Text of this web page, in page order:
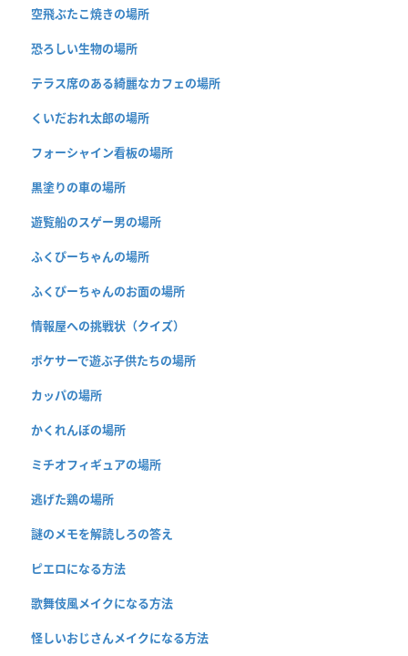
空飛ぶたこ焼きの場所
恐ろしい生物の場所
テラス席のある綺麗なカフェの場所
くいだおれ太郎の場所
フォーシャイン看板の場所
黒塗りの車の場所
遊覧船のスゲー男の場所
ふくぴーちゃんの場所
ふくぴーちゃんのお面の場所
情報屋への挑戦状（クイズ）
ポケサーで遊ぶ子供たちの場所
カッパの場所
かくれんぼの場所
ミチオフィギュアの場所
逃げた鶏の場所
謎のメモを解読しろの答え
ピエロになる方法
歌舞伎風メイクになる方法
怪しいおじさんメイクになる方法